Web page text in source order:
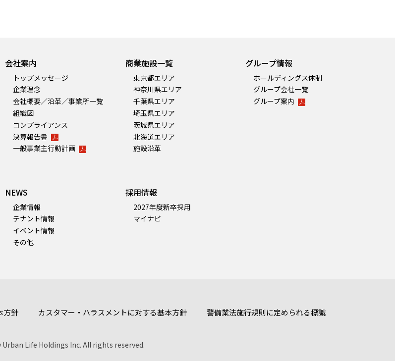
会社案内
トップメッセージ
企業理念
会社概要／沿革／事業所一覧
組織図
コンプライアンス
決算報告書
一般事業主行動計画
商業施設一覧
東京都エリア
神奈川県エリア
千葉県エリア
埼玉県エリア
茨城県エリア
北海道エリア
施設沿革
グループ情報
ホールディングス体制
グループ会社一覧
グループ案内
NEWS
企業情報
テナント情報
イベント情報
その他
採用情報
2027年度新卒採⽤
マイナビ
方針 カスタマー・ハラスメントに対する基本方針 警備業法施行規則に定められる標識
Urban Life Holdings Inc. All rights reserved.